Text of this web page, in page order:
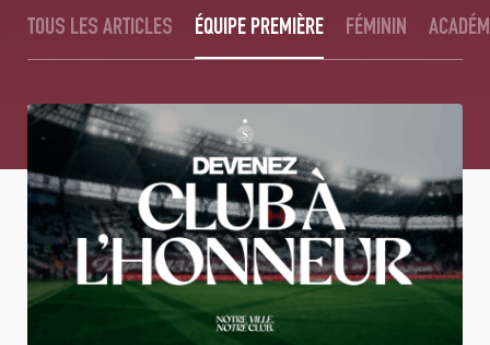
TOUS LES ARTICLES ÉQUIPE PREMIÈRE FÉMININ